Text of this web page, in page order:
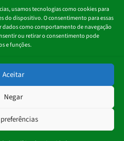
usamos tecnologias como cookies para
do dispositivo. O consentimento para essas
como comportamento de navegação
ou retirar o consentimento pode
e funções.
Aceitar
Negar
Assinar
- 2026
do Transporte